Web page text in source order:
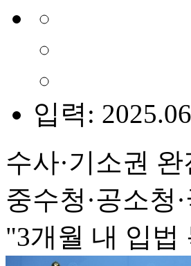
입력:
수사·기소권 완
중수청·공소청
"3개월 내 입법